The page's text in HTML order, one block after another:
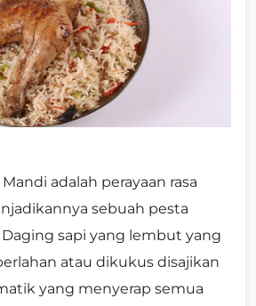
adalah perayaan rasa
sebuah pesta
Daging sapi yang lembut yang
atau dikukus disajikan
yang menyerap semua